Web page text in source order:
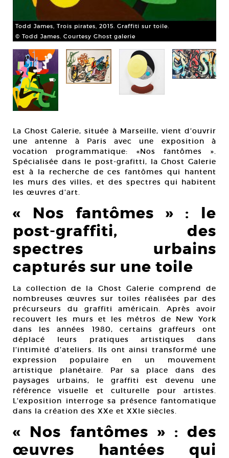
Todd James, Trois pirates, 2015. Graffiti sur toile.
© Todd James. Courtesy Ghost galerie
La Ghost Galerie, située à Marseille, vient d’ouvrir
une antenne à Paris avec une exposition à
vocation programmatique: «Nos fantômes ».
Spécialisée dans le post-grafitti, la Ghost Galerie
est à la recherche de ces fantômes qui hantent
les murs des villes, et des spectres qui habitent
les œuvres d’art.
« Nos fantômes » : le
post-graffiti, des
spectres urbains
capturés sur une toile
La collection de la Ghost Galerie comprend de
nombreuses œuvres sur toiles réalisées par des
précurseurs du graffiti américain. Après avoir
recouvert les murs et les métros de New York
dans les années 1980, certains graffeurs ont
déplacé leurs pratiques artistiques dans
l’intimité d’ateliers. Ils ont ainsi transformé une
expression populaire en un mouvement
artistique planétaire. Par sa place dans des
paysages urbains, le graffiti est devenu une
référence visuelle et culturelle pour artistes.
L’exposition interroge sa présence fantomatique
dans la création des XXe et XXIe siècles.
« Nos fantômes » : des
œuvres hantées qui